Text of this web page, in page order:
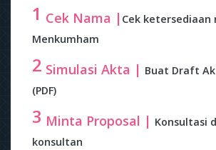
1 Cek Nama | Cek ketersediaan
Menkumham
2 Simulasi Akta | Buat Draft
(PDF)
3 Minta Proposal | Konsultasi
konsultan